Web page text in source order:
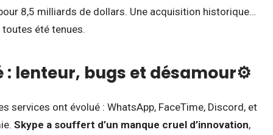
8,5 milliards de dollars. Une acquisition historique…
été tenues.
: lenteur, bugs et désamour⚙️
services ont évolué : WhatsApp, FaceTime, Discord, et
Skype a souffert d’un manque cruel d’innovation,